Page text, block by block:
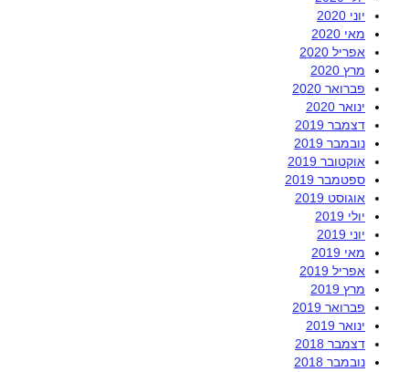
יוני 2020
מאי 2020
אפריל 2020
מרץ 2020
פברואר 2020
ינואר 2020
דצמבר 2019
נובמבר 2019
אוקטובר 2019
ספטמבר 2019
אוגוסט 2019
יולי 2019
יוני 2019
מאי 2019
אפריל 2019
מרץ 2019
פברואר 2019
ינואר 2019
דצמבר 2018
נובמבר 2018